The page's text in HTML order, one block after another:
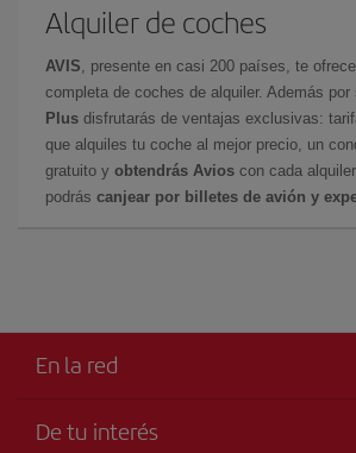
Alquiler de coches
AVIS, presente en casi 200 países, te
completa de coches de alquiler. Además por
Plus disfrutarás de ventajas exclusivas:
que alquiles tu coche al mejor precio, un
gratuito y obtendrás Avios con cada
podrás canjear por billetes de avión y
En la red
De tu interés